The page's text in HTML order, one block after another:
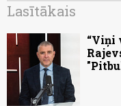
Lasītākais
“Viņi